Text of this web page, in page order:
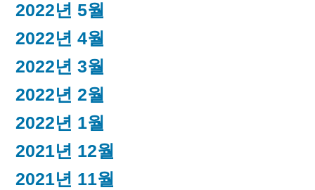
2022년 5월
2022년 4월
2022년 3월
2022년 2월
2022년 1월
2021년 12월
2021년 11월